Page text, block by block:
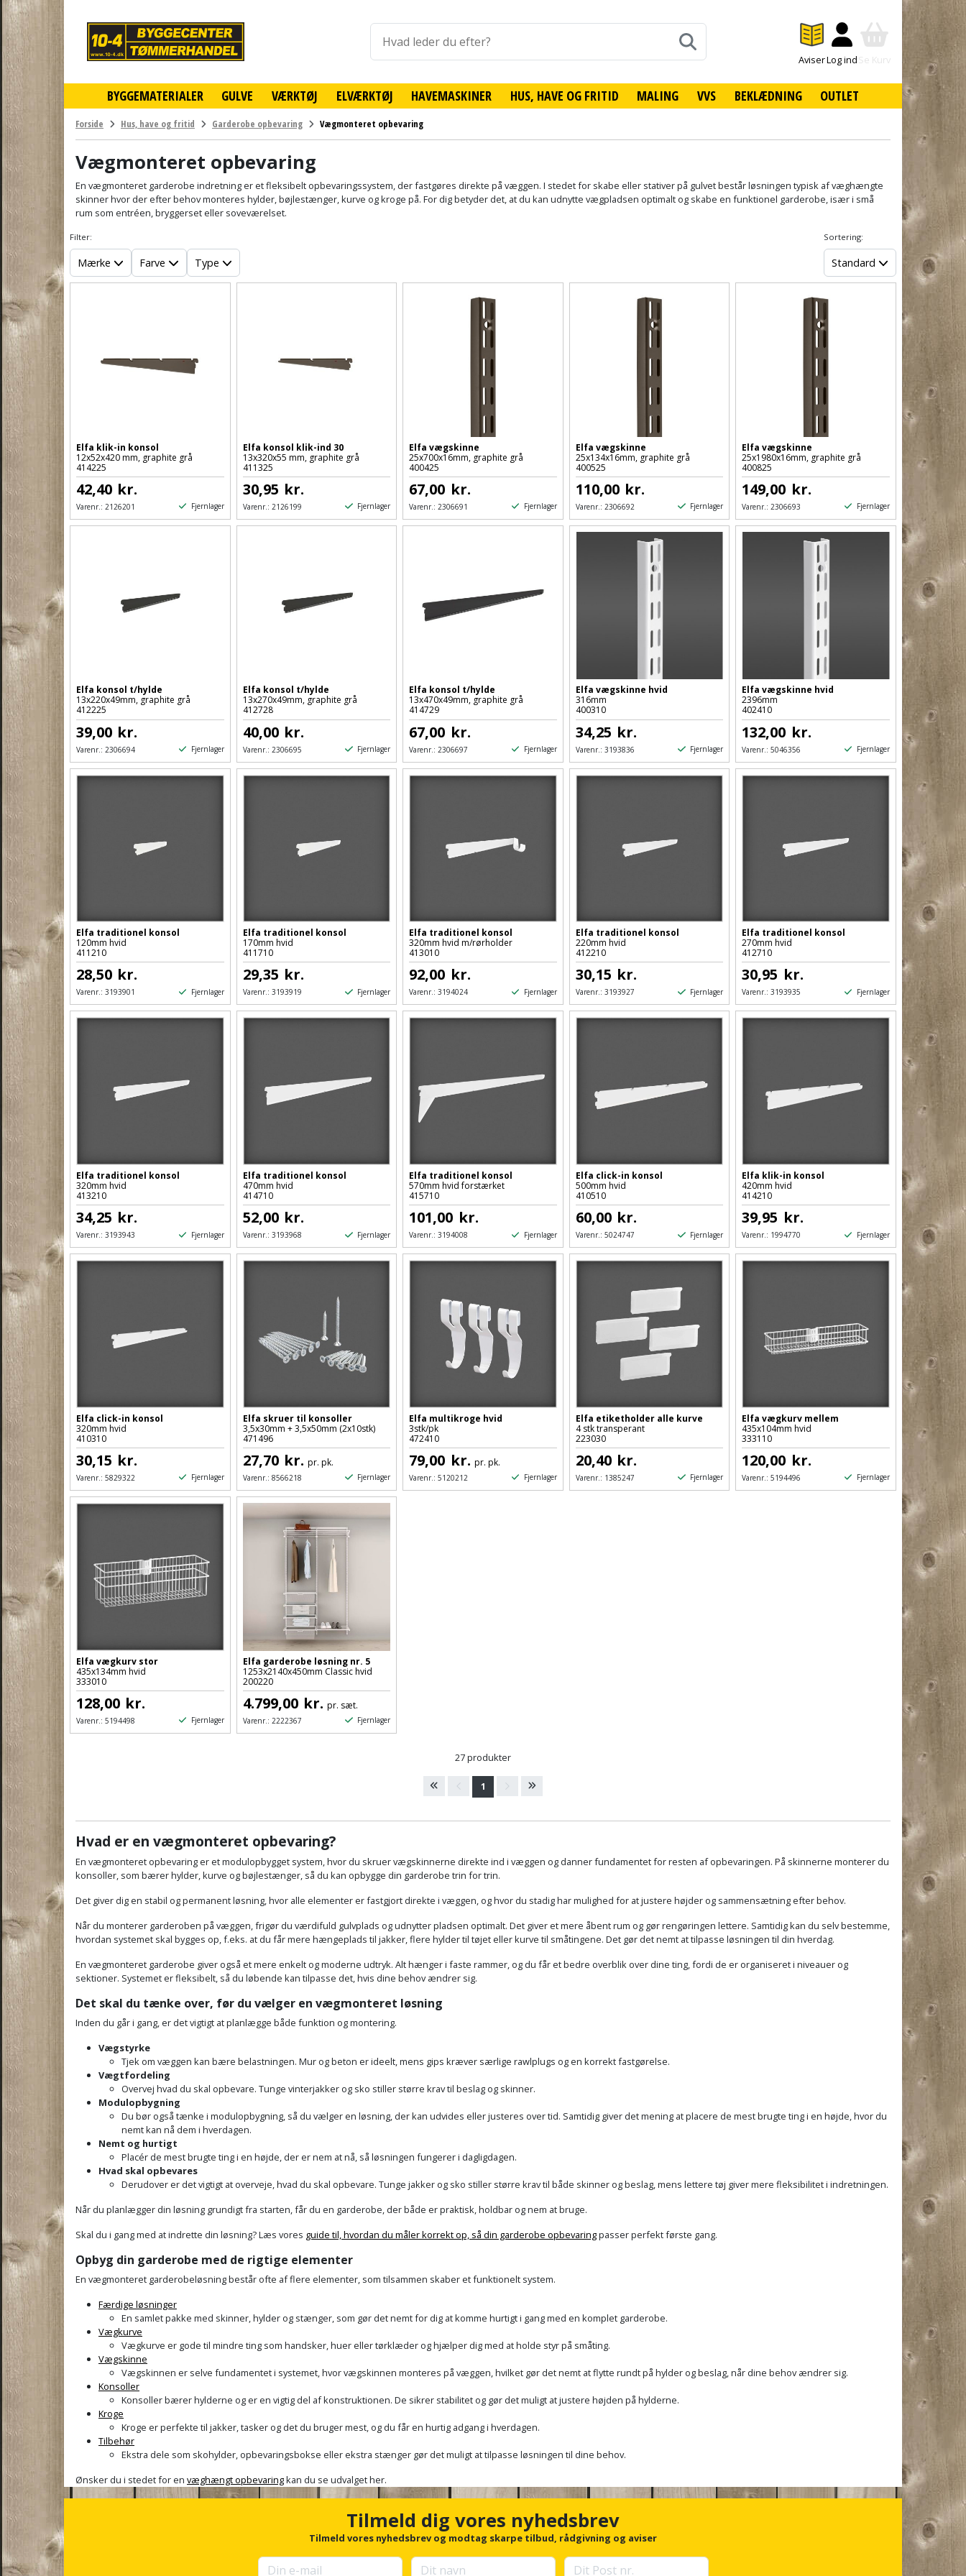
BYGGEMATERIALER GULVE VÆRKTØJ ELVÆRKTØJ HAVEMASKINER HUS, HAVE OG FRITID MALING VVS BEKLÆDNING OUTLET
online
byggemarked
og
tømmerhandel
-
og
AviserLog indSe Kurv
Forside Hus, have og fritid Garderobe opbevaring Vægmonteret opbevaring
Vægmonteret opbevaring
En vægmonteret garderobe indretning er et fleksibelt opbevaringssystem, der fastgøres direkte på væggen. I stedet for skabe eller stativer på gulvet består løsningen typisk af væghængte
skinner hvor der efter behov monteres hylder, bøjlestænger, kurve og kroge på. For dig betyder det, at du kan udnytte vægpladsen optimalt og skabe en funktionel garderobe, især i små
rum som entréen, bryggerset eller soveværelset.
Filter:
Mærke Farve Type
Sortering:
Standard
Elfa klik-in konsol
12x52x420 mm, graphite grå
414225
42,40 kr.
Varenr.: 2126201 Fjernlager
Elfa konsol klik-ind 30
13x320x55 mm, graphite grå
411325
30,95 kr.
Varenr.: 2126199 Fjernlager
Elfa vægskinne
25x700x16mm, graphite grå
400425
67,00 kr.
Varenr.: 2306691 Fjernlager
Elfa vægskinne
25x134x16mm, graphite grå
400525
110,00 kr.
Varenr.: 2306692 Fjernlager
Elfa vægskinne
25x1980x16mm, graphite grå
400825
149,00 kr.
Varenr.: 2306693 Fjernlager
Elfa konsol t/hylde
13x220x49mm, graphite grå
412225
39,00 kr.
Varenr.: 2306694 Fjernlager
Elfa konsol t/hylde
13x270x49mm, graphite grå
412728
40,00 kr.
Varenr.: 2306695 Fjernlager
Elfa konsol t/hylde
13x470x49mm, graphite grå
414729
67,00 kr.
Varenr.: 2306697 Fjernlager
Elfa vægskinne hvid
316mm
400310
34,25 kr.
Varenr.: 3193836 Fjernlager
Elfa vægskinne hvid
2396mm
402410
132,00 kr.
Varenr.: 5046356 Fjernlager
Elfa traditionel konsol
120mm hvid
411210
28,50 kr.
Varenr.: 3193901 Fjernlager
Elfa traditionel konsol
170mm hvid
411710
29,35 kr.
Varenr.: 3193919 Fjernlager
Elfa traditionel konsol
320mm hvid m/rørholder
413010
92,00 kr.
Varenr.: 3194024 Fjernlager
Elfa traditionel konsol
220mm hvid
412210
30,15 kr.
Varenr.: 3193927 Fjernlager
Elfa traditionel konsol
270mm hvid
412710
30,95 kr.
Varenr.: 3193935 Fjernlager
Elfa traditionel konsol
320mm hvid
413210
34,25 kr.
Varenr.: 3193943 Fjernlager
Elfa traditionel konsol
470mm hvid
414710
52,00 kr.
Varenr.: 3193968 Fjernlager
Elfa traditionel konsol
570mm hvid forstærket
415710
101,00 kr.
Varenr.: 3194008 Fjernlager
Elfa click-in konsol
500mm hvid
410510
60,00 kr.
Varenr.: 5024747 Fjernlager
Elfa klik-in konsol
420mm hvid
414210
39,95 kr.
Varenr.: 1994770 Fjernlager
Elfa click-in konsol
320mm hvid
410310
30,15 kr.
Varenr.: 5829322 Fjernlager
Elfa skruer til konsoller
3,5x30mm + 3,5x50mm (2x10stk)
471496
27,70 kr. pr. pk.
Varenr.: 8566218 Fjernlager
Elfa multikroge hvid
3stk/pk
472410
79,00 kr. pr. pk.
Varenr.: 5120212 Fjernlager
Elfa etiketholder alle kurve
4 stk transperant
223030
20,40 kr.
Varenr.: 1385247 Fjernlager
Elfa vægkurv mellem
435x104mm hvid
333110
120,00 kr.
Varenr.: 5194496 Fjernlager
Elfa vægkurv stor
435x134mm hvid
333010
128,00 kr.
Varenr.: 5194498 Fjernlager
Elfa garderobe løsning nr. 5
1253x2140x450mm Classic hvid
200220
4.799,00 kr. pr. sæt.
Varenr.: 2222367 Fjernlager
27 produkter
1
Hvad er en vægmonteret opbevaring?
En vægmonteret opbevaring er et modulopbygget system, hvor du skruer vægskinnerne direkte ind i væggen og danner fundamentet for resten af opbevaringen. På skinnerne monterer du
konsoller, som bærer hylder, kurve og bøjlestænger, så du kan opbygge din garderobe trin for trin.
Det giver dig en stabil og permanent løsning, hvor alle elementer er fastgjort direkte i væggen, og hvor du stadig har mulighed for at justere højder og sammensætning efter behov.
Når du monterer garderoben på væggen, frigør du værdifuld gulvplads og udnytter pladsen optimalt. Det giver et mere åbent rum og gør rengøringen lettere. Samtidig kan du selv bestemme,
hvordan systemet skal bygges op, f.eks. at du får mere hængeplads til jakker, flere hylder til tøjet eller kurve til småtingene. Det gør det nemt at tilpasse løsningen til din hverdag.
En vægmonteret garderobe giver også et mere enkelt og moderne udtryk. Alt hænger i faste rammer, og du får et bedre overblik over dine ting, fordi de er organiseret i niveauer og
sektioner. Systemet er fleksibelt, så du løbende kan tilpasse det, hvis dine behov ændrer sig.
Det skal du tænke over, før du vælger en vægmonteret løsning
Inden du går i gang, er det vigtigt at planlægge både funktion og montering.
Vægstyrke
Tjek om væggen kan bære belastningen. Mur og beton er ideelt, mens gips kræver særlige rawlplugs og en korrekt fastgørelse.
Vægtfordeling
Overvej hvad du skal opbevare. Tunge vinterjakker og sko stiller større krav til beslag og skinner.
Modulopbygning
Du bør også tænke i modulopbygning, så du vælger en løsning, der kan udvides eller justeres over tid. Samtidig giver det mening at placere de mest brugte ting i en højde, hvor du
nemt kan nå dem i hverdagen.
Nemt og hurtigt
Placér de mest brugte ting i en højde, der er nem at nå, så løsningen fungerer i dagligdagen.
Hvad skal opbevares
Derudover er det vigtigt at overveje, hvad du skal opbevare. Tunge jakker og sko stiller større krav til både skinner og beslag, mens lettere tøj giver mere fleksibilitet i indretningen.
Når du planlægger din løsning grundigt fra starten, får du en garderobe, der både er praktisk, holdbar og nem at bruge.
Skal du i gang med at indrette din løsning? Læs vores guide til, hvordan du måler korrekt op, så din garderobe opbevaringpasser perfekt første gang.
Opbyg din garderobe med de rigtige elementer
En vægmonteret garderobeløsning består ofte af flere elementer, som tilsammen skaber et funktionelt system.
Færdige løsninger
En samlet pakke med skinner, hylder og stænger, som gør det nemt for dig at komme hurtigt i gang med en komplet garderobe.
Vægkurve
Vægkurve er gode til mindre ting som handsker, huer eller tørklæder og hjælper dig med at holde styr på småting.
Vægskinne
Vægskinnen er selve fundamentet i systemet, hvor vægskinnen monteres på væggen, hvilket gør det nemt at flytte rundt på hylder og beslag, når dine behov ændrer sig.
Konsoller
Konsoller bærer hylderne og er en vigtig del af konstruktionen. De sikrer stabilitet og gør det muligt at justere højden på hylderne.
Kroge
Kroge er perfekte til jakker, tasker og det du bruger mest, og du får en hurtig adgang i hverdagen.
Tilbehør
Ekstra dele som skohylder, opbevaringsbokse eller ekstra stænger gør det muligt at tilpasse løsningen til dine behov.
Ønsker du i stedet for en væghængt opbevaringkan du se udvalget her.
Tilmeld dig vores nyhedsbrev
Tilmeld vores nyhedsbrev og modtag skarpe tilbud, rådgivning og aviser